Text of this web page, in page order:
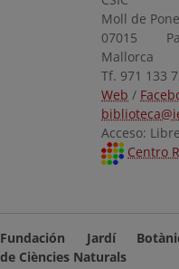
Moll de
07015
Mallorca
Tf. 971 133
Web /
Acceso: Libre
Centro
Fundación Jardí
de Ciències Naturals